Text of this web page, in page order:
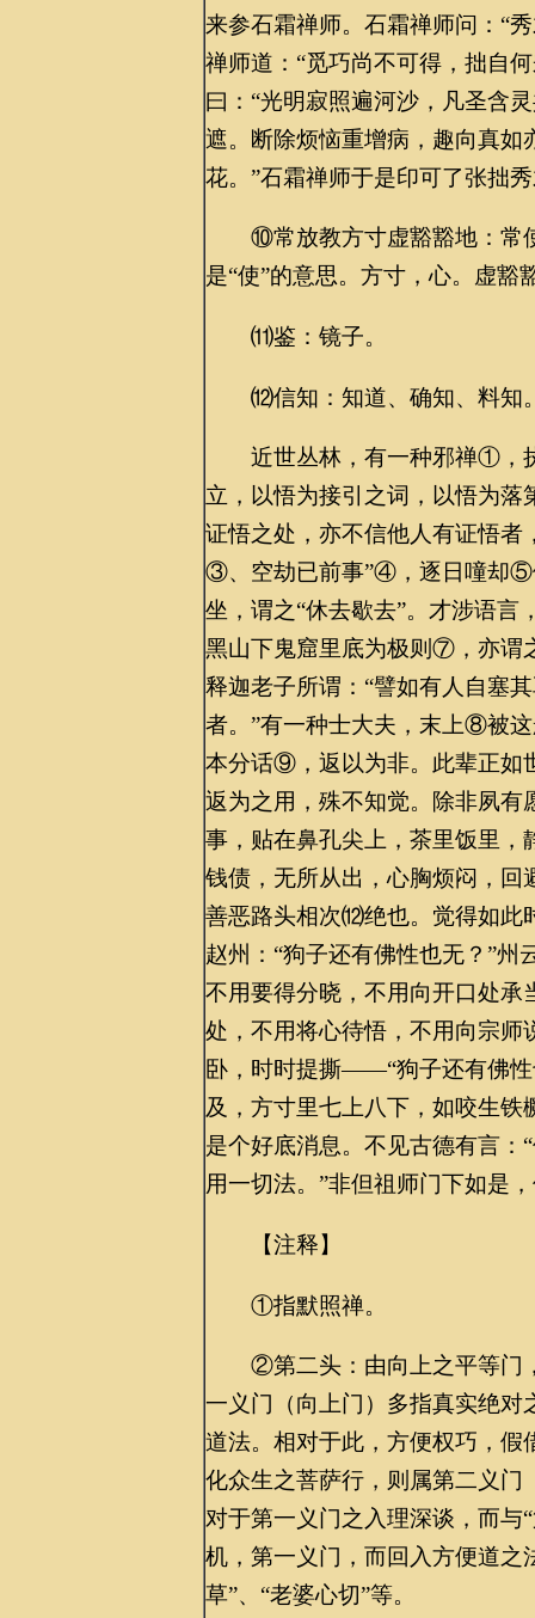
来参石霜禅师。石霜禅师问：“
禅师道：“觅巧尚不可得，拙自
曰：“光明寂照遍河沙，凡圣含
遮。断除烦恼重增病，趣向真如
花。”石霜禅师于是印可了张拙
⑩常放教方寸虚豁豁地：常使
是“使”的意思。方寸，心。虚豁
⑾鉴：镜子。
⑿信知：知道、确知、料知
近世丛林，有一种邪禅①，执
立，以悟为接引之词，以悟为
证悟之处，亦不信他人有证悟者
③、空劫已前事”④，逐日噇却⑤
坐，谓之“休去歇去”。才涉语言
黑山下鬼窟里底为极则⑦，亦谓
释迦老子所谓：“譬如有人自塞
者。”有一种士大夫，末上⑧被
本分话⑨，返以为非。此辈正如
返为之用，殊不知觉。除非夙有
事，贴在鼻孔尖上，茶里饭里
钱债，无所从出，心胸烦闷，回
善恶路头相次⑿绝也。觉得如
赵州：“狗子还有佛性也无？”
不用要得分晓，不用向开口处承
处，不用将心待悟，不用向宗
卧，时时提撕——“狗子还有佛
及，方寸里七上八下，如咬生
是个好底消息。不见古德有言：
用一切法。”非但祖师门下如是
【注释】
①指默照禅。
②第二头：由向上之平等门，
一义门（向上门）多指真实绝对
道法。相对于此，方便权巧，假
化众生之菩萨行，则属第二义门
对于第一义门之入理深谈，而与
机，第一义门，而回入方便道之
草”、“老婆心切”等。